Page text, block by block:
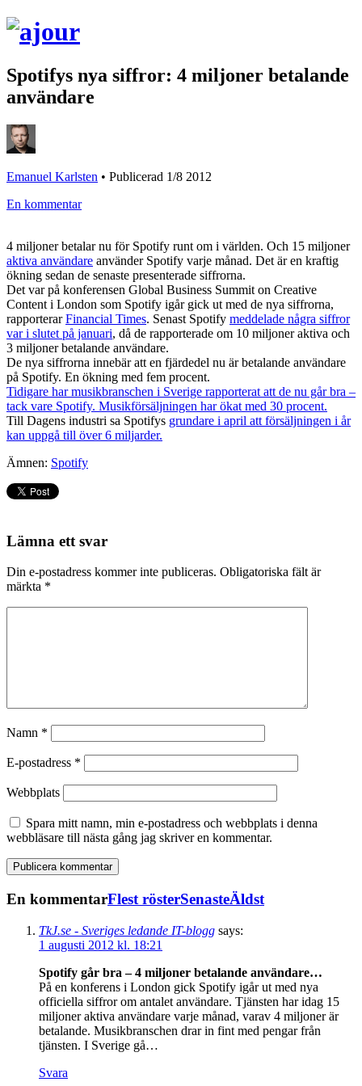
Spotifys nya siffror: 4 miljoner betalande
användare
Emanuel Karlsten • Publicerad 1/8 2012
En kommentar
4 miljoner betalar nu för Spotify runt om i världen. Och 15 miljoner
aktiva användare använder Spotify varje månad. Det är en kraftig
ökning sedan de senaste presenterade siffrorna.
Det var på konferensen Global Business Summit on Creative
Content i London som Spotify igår gick ut med de nya siffrorna,
rapporterarFinancial Times. Senast Spotify meddelade några siffror
var i slutet på januari, då de rapporterade om 10 miljoner aktiva och
3 miljoner betalande användare.
De nya siffrorna innebär att en fjärdedel nu är betalande användare
på Spotify. En ökning med fem procent.
Tidigare har musikbranschen i Sverige rapporterat att de nu går bra –
tack vare Spotify. Musikförsäljningen har ökat med 30 procent.
Till Dagens industri sa Spotifys grundare i april att försäljningen i år
kan uppgå till över 6 miljarder.
Ämnen: Spotify
Lämna ett svar
Din e-postadress kommer inte publiceras. Obligatoriska fält är
märkta *
Namn *
E-postadress *
Webbplats
Spara mitt namn, min e-postadress och webbplats i denna
webbläsare till nästa gång jag skriver en kommentar.
En kommentarFlest rösterSenasteÄldst
TkJ.se - Sveriges ledande IT-blogg says:
1 augusti 2012 kl. 18:21
Spotify går bra – 4 miljoner betalande användare…
På en konferens i London gick Spotify igår ut med nya
officiella siffror om antalet användare. Tjänsten har idag 15
miljoner aktiva användare varje månad, varav 4 miljoner är
betalande. Musikbranschen drar in fint med pengar från
tjänsten. I Sverige gå…
Svara